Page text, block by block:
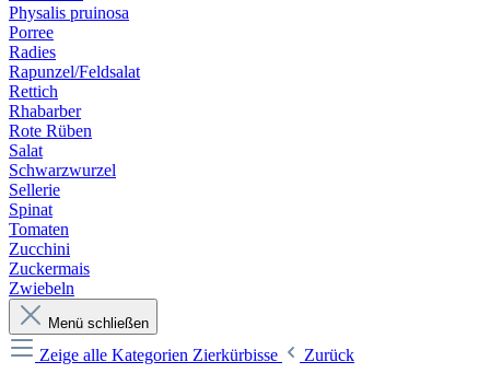
Physalis pruinosa
Porree
Radies
Rapunzel/Feldsalat
Rettich
Rhabarber
Rote Rüben
Salat
Schwarzwurzel
Sellerie
Spinat
Tomaten
Zucchini
Zuckermais
Zwiebeln
Menü schließen
Zeige alle Kategorien Zierkürbisse
Zurück